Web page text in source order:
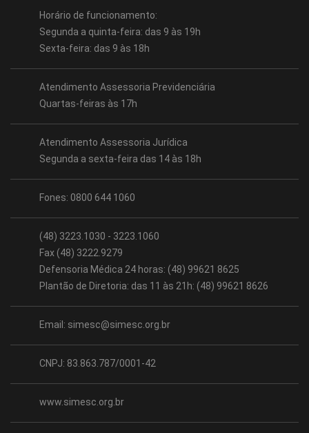
Horário de funcionamento:
Segunda a quinta-feira: das 9 às 19h
Sexta-feira: das 9 às 18h
Atendimento Assessoria Previdenciária
Quartas-feiras às 17h
Atendimento Assessoria Jurídica
Segunda a sexta-feira das 14 às 18h
Fones: 0800 644 1060
(48) 3223.1030 - 3223.1060
Fax (48) 3222.9279
Defensoria Médica 24 horas: (48) 99621 8625
Plantão de Diretoria: das 11 às 21h: (48) 99621 8626
Email: simesc@simesc.org.br
CNPJ: 83.863.787/0001-42
www.simesc.org.br